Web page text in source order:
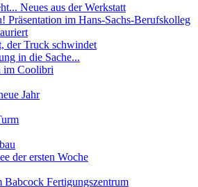
Neues aus der Werkstatt
Präsentation im Hans-Sachs-Berufskolleg
der Truck schwindet
in die Sache...
im Coolibri
Jahr
der ersten Woche
Babcock Fertigungszentrum